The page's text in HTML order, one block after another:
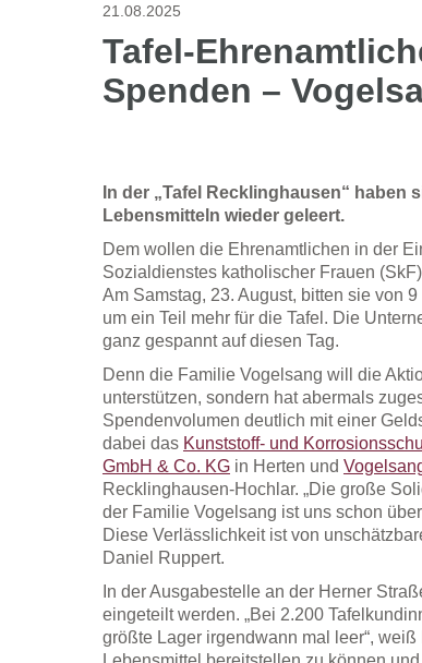
21.08.2025
Tafel-
Spenden –
In der „Tafel Recklinghausen“ haben
Lebensmitteln wieder geleert.
Dem wollen die Ehrenamtlichen in der
Sozialdienstes katholischer Frauen
Am Samstag, 23. August, bitten sie von
um ein Teil mehr für die Tafel. Die
ganz gespannt auf diesen Tag.
Denn die Familie Vogelsang will die
unterstützen, sondern hat abermals
Spendenvolumen deutlich mit einer
dabei das Kunststoff- und
GmbH & Co. KGin Herten und
Recklinghausen-Hochlar. „Die große
der Familie Vogelsang ist uns schon
Diese Verlässlichkeit ist von
Daniel Ruppert.
In der Ausgabestelle an der Herner
eingeteilt werden. „Bei 2.200
größte Lager irgendwann mal leer“,